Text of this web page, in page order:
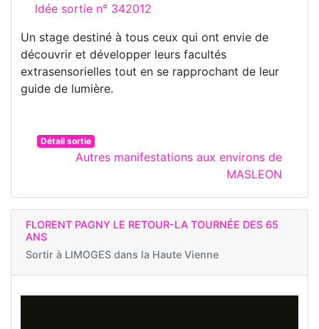
Idée sortie n° 342012
Un stage destiné à tous ceux qui ont envie de
découvrir et développer leurs facultés
extrasensorielles tout en se rapprochant de leur
guide de lumière.
Détail sortie
Autres manifestations aux environs de
MASLEON
FLORENT PAGNY LE RETOUR-LA TOURNÉE DES 65
ANS
Sortir à LIMOGES dans la Haute Vienne